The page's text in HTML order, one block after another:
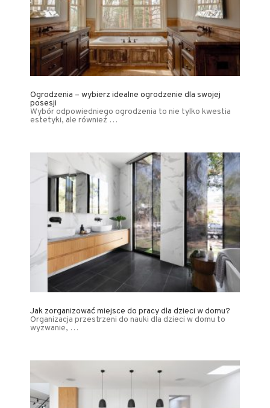
Ogrodzenia – wybierz idealne ogrodzenie dla swojej
posesji
Wybór odpowiedniego ogrodzenia to nie tylko kwestia
estetyki, ale również …
Jak zorganizować miejsce do pracy dla dzieci w domu?
Organizacja przestrzeni do nauki dla dzieci w domu to
wyzwanie, …